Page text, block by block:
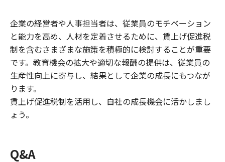
企業の経営者や人事担当者は、従業員のモチベーション
と能力を高め、人材を定着させるために、賃上げ促進税
制を含むさまざまな施策を積極的に検討することが重要
です。教育機会の拡大や適切な報酬の提供は、従業員の
生産性向上に寄与し、結果として企業の成長にもつなが
ります。
賃上げ促進税制を活用し、自社の成長機会に活かしまし
ょう。
Q&A